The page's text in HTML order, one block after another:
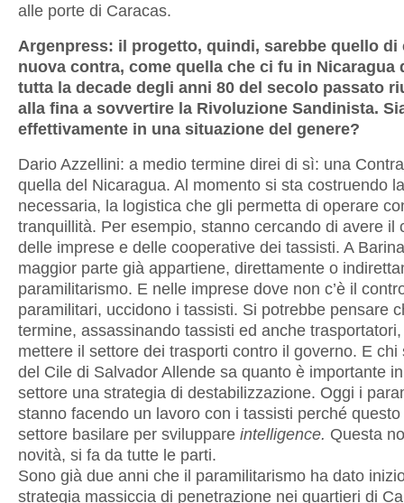
alle porte di Caracas.
Argenpress: il progetto, quindi, sarebbe quello di
nuova contra, come quella che ci fu in Nicaragua
tutta la decade degli anni 80 del secolo passato
alla fina a sovvertire la Rivoluzione Sandinista.
effettivamente in una situazione del genere?
Dario Azzellini: a medio termine direi di sì: una
quella del Nicaragua. Al momento si sta costruendo
necessaria, la logistica che gli permetta di operare
tranquillità. Per esempio, stanno cercando di avere il
delle imprese e delle cooperative dei tassisti. A
maggior parte già appartiene, direttamente o
paramilitarismo. E nelle imprese dove non c’è il
paramilitari, uccidono i tassisti. Si potrebbe pensare
termine, assassinando tassisti ed anche
mettere il settore dei trasporti contro il governo. E chi
del Cile di Salvador Allende sa quanto è importante
settore una strategia di destabilizzazione. Oggi i
stanno facendo un lavoro con i tassisti perché questo
settore basilare per sviluppare intelligence. Questa
novità, si fa da tutte le parti.
Sono già due anni che il paramilitarismo ha dato
strategia massiccia di penetrazione nei quartieri di